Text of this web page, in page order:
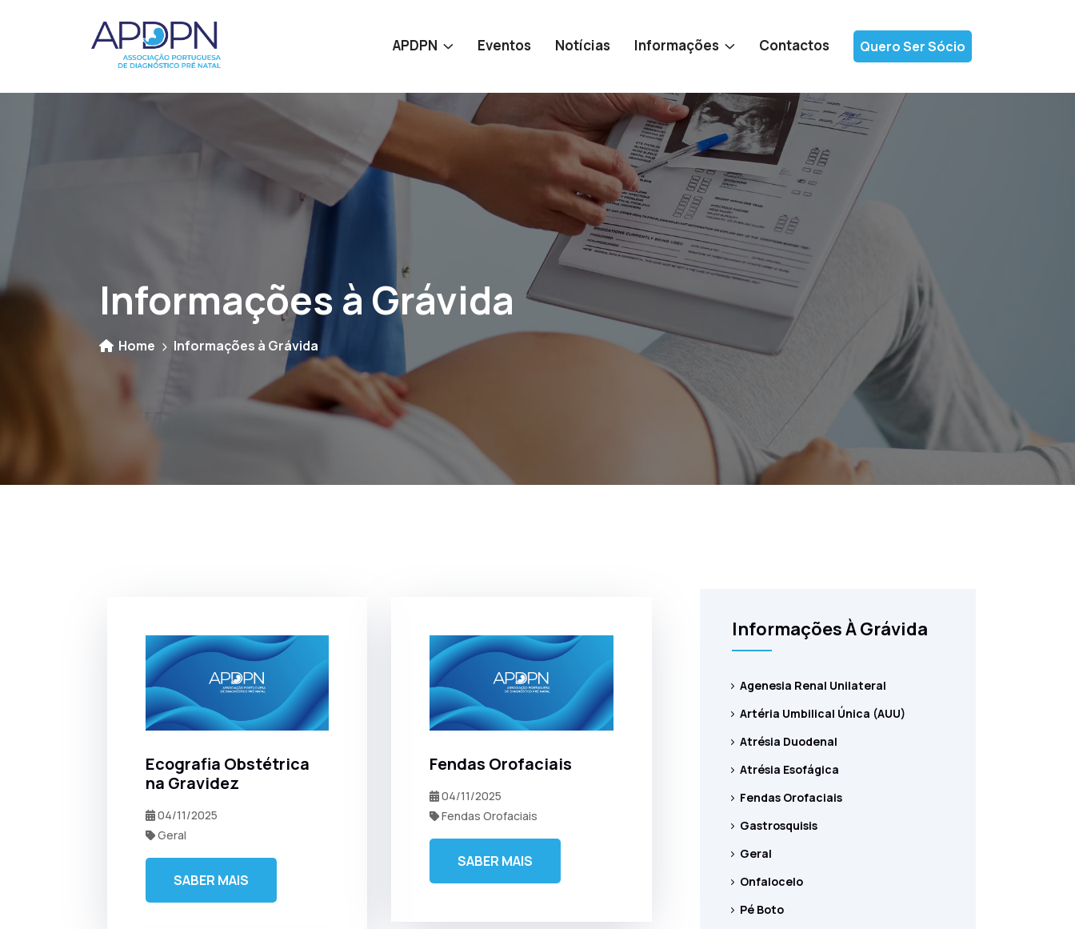
APDPN Eventos Notícias Informações Contactos Quero Ser Sócio
Informações à Grávida
Home Informações à Grávida
Ecografia Obstétrica
na Gravidez
04/11/2025
Geral
SABER MAIS
Fendas Orofaciais
04/11/2025
Fendas Orofaciais
SABER MAIS
Informações À Grávida
Agenesia Renal Unilateral
Artéria Umbilical Única (AUU)
Atrésia Duodenal
Atrésia Esofágica
Fendas Orofaciais
Gastrosquisis
Geral
Onfalocelo
Pé Boto